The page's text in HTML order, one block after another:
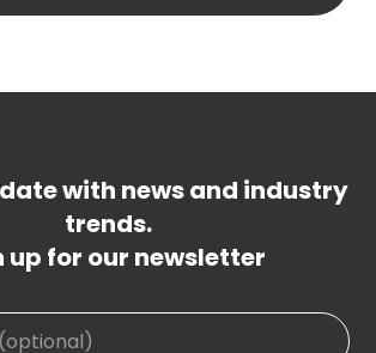
with news and industry
trends.
up for our newsletter